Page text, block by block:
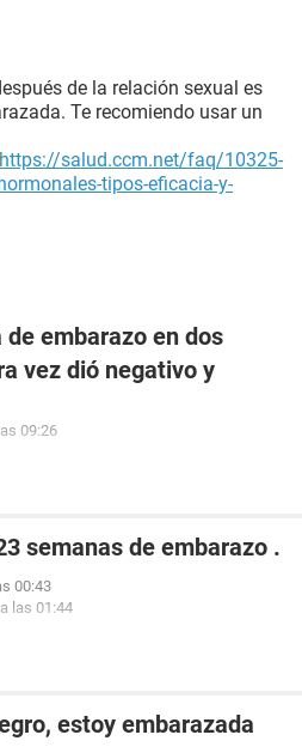
de la relación sexual es
Te recomiendo usar un
https://salud.ccm.net/faq/10325-
tipos-eficacia-y-
embarazo en dos
vez dió negativo y
09:26
semanas de embarazo .
00:43
las 01:44
estoy embarazada